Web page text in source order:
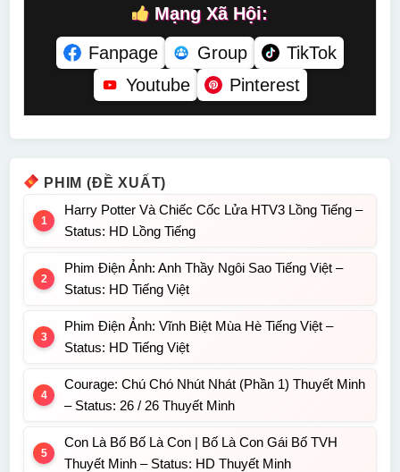
Mạng Xã Hội:
Fanpage
Group
TikTok
Youtube
Pinterest
PHIM (ĐỀ XUẤT)
Harry Potter Và Chiếc Cốc Lửa HTV3 Lồng Tiếng –
Status: HD Lồng Tiếng
Phim Điện Ảnh: Anh Thầy Ngôi Sao Tiếng Việt –
Status: HD Tiếng Việt
Phim Điện Ảnh: Vĩnh Biệt Mùa Hè Tiếng Việt –
Status: HD Tiếng Việt
Courage: Chú Chó Nhút Nhát (Phần 1) Thuyết Minh
– Status: 26 / 26 Thuyết Minh
Con Là Bố Bố Là Con | Bố Là Con Gái Bố TVH
Thuyết Minh – Status: HD Thuyết Minh